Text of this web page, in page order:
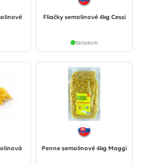
Fliačky semolinové 4kg Cessi
Skladom
Penne semolinové 4kg Maggi